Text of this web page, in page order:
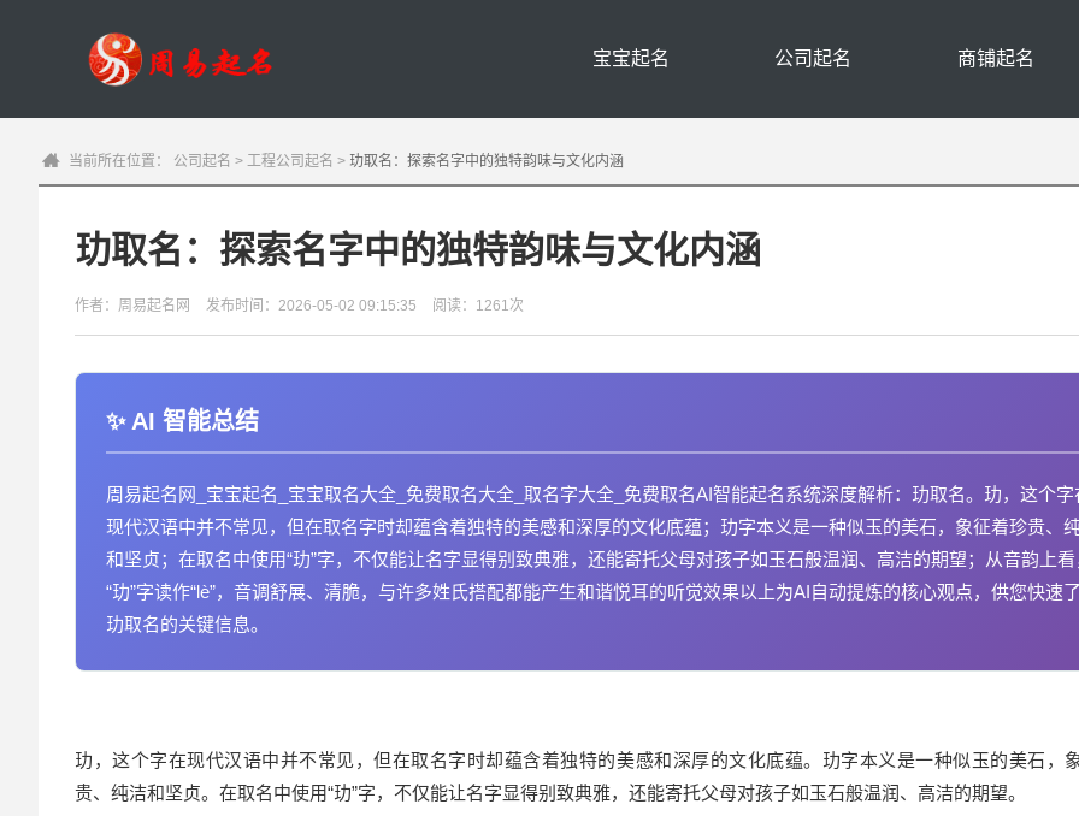
宝宝起名 公司起名 商铺起名
当前所在位置： 公司起名 > 工程公司起名 > 玏取名：探索名字中的独特韵味与文化内涵
玏取名：探索名字中的独特韵味与文化内涵
作者：周易起名网 发布时间：2026-05-02 09:15:35 阅读：1261次
AI 智能总结
周易起名网_宝宝起名_宝宝取名大全_免费取名大全_取名字大全_免费取名AI智能起名系统深度解析：玏取名。玏，这个字
现代汉语中并不常见，但在取名字时却蕴含着独特的美感和深厚的文化底蕴；玏字本义是一种似玉的美石，象征着珍贵、
和坚贞；在取名中使用“玏”字，不仅能让名字显得别致典雅，还能寄托父母对孩子如玉石般温润、高洁的期望；从音韵上看
“玏”字读作“lè”，音调舒展、清脆，与许多姓氏搭配都能产生和谐悦耳的听觉效果以上为AI自动提炼的核心观点，供您快速
玏取名的关键信息。
玏，这个字在现代汉语中并不常见，但在取名字时却蕴含着独特的美感和深厚的文化底蕴。玏字本义是一种似玉的美石，
贵、纯洁和坚贞。在取名中使用“玏”字，不仅能让名字显得别致典雅，还能寄托父母对孩子如玉石般温润、高洁的期望。